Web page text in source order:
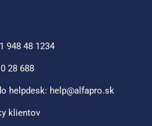
948 48 1234
28 688
helpdesk: help@alfapro.sk
klientov